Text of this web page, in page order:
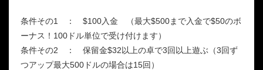
条件その1 ： $100入金 （最大$500まで入金で$50のボ
ーナス！100ドル単位で受け付けます）
条件その2 ： 保留金$32以上の卓で3回以上遊ぶ（3回ず
つアップ最大500ドルの場合は15回）